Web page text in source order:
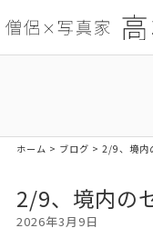
ホーム > ブログ > 2/9、境内
2/9、境内の
2026年3月9日